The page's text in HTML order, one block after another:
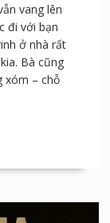
vang lên
đi với bạn
ở nhà rất
Bà cũng
xóm – chỗ